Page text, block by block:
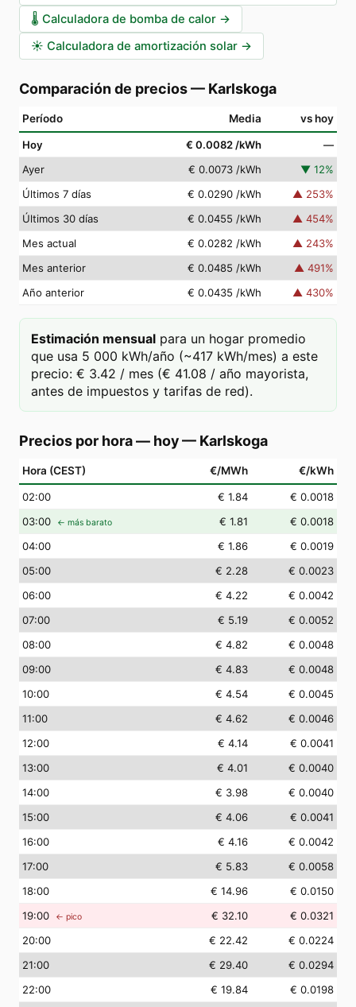
🌡️ Calculadora de bomba de calor →
☀️ Calculadora de amortización solar →
Comparación de precios— Karlskoga
Período Media vs hoy
Hoy € 0.0082 /kWh
—
Ayer
€ 0.0073 /kWh ▼ 12%
Últimos 7 días
€ 0.0290 /kWh ▲ 253%
Últimos 30 días
€ 0.0455 /kWh ▲ 454%
Mes actual
€ 0.0282 /kWh ▲ 243%
Mes anterior
€ 0.0485 /kWh ▲ 491%
Año anterior
€ 0.0435 /kWh ▲ 430%
Estimación mensual para un hogar promedio
que usa 5 000 kWh/año (~417 kWh/mes) a este
precio: € 3.42 / mes (€ 41.08 / año mayorista,
antes de impuestos y tarifas de red).
Precios por hora — hoy— Karlskoga
Hora (CEST) €/MWh €/kWh
02:00 € 1.84
€ 0.0018
03:00 ← más barato € 1.81
€ 0.0018
04:00 € 1.86
€ 0.0019
05:00 € 2.28
€ 0.0023
06:00 € 4.22
€ 0.0042
07:00 € 5.19
€ 0.0052
08:00 € 4.82
€ 0.0048
09:00 € 4.83
€ 0.0048
10:00 € 4.54
€ 0.0045
11:00 € 4.62
€ 0.0046
12:00 € 4.14
€ 0.0041
13:00 € 4.01
€ 0.0040
14:00 € 3.98
€ 0.0040
15:00 € 4.06
€ 0.0041
16:00 € 4.16
€ 0.0042
17:00 € 5.83
€ 0.0058
18:00 € 14.96
€ 0.0150
19:00 ← pico € 32.10
€ 0.0321
20:00 € 22.42
€ 0.0224
21:00 € 29.40
€ 0.0294
22:00 € 19.84
€ 0.0198